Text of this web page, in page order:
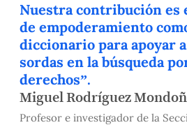
Nuestra contribución es
de empoderamiento
diccionario para apoyar
sordas en la búsqueda
derechos”.
Miguel Rodríguez
Profesor e investigador de la